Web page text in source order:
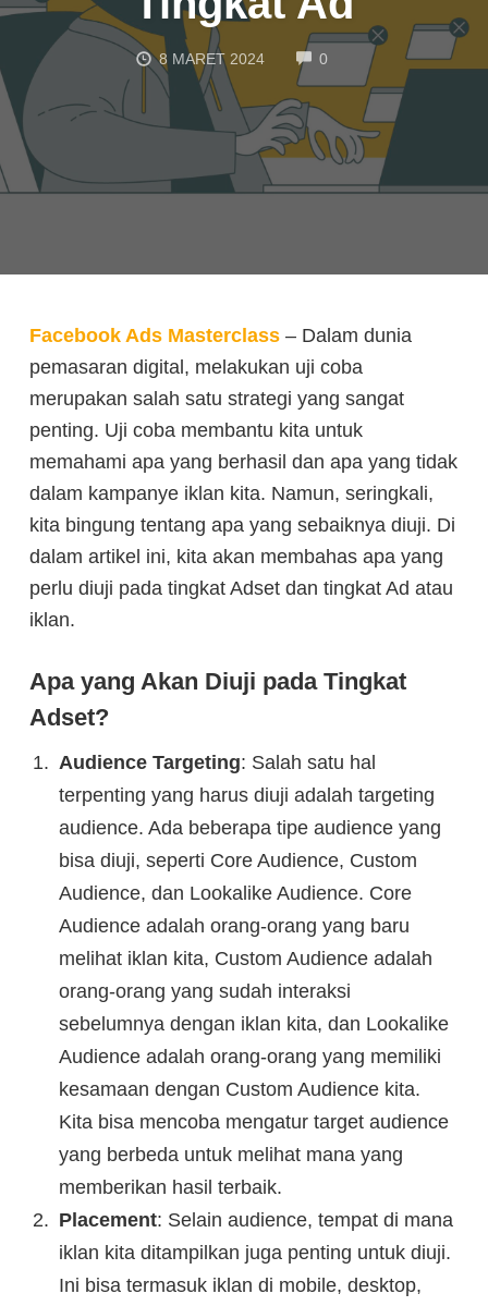
8 MARET 2024 0 COMMENTS
Facebook Ads Masterclass – Dalam dunia
pemasaran digital, melakukan uji coba
merupakan salah satu strategi yang sangat
penting. Uji coba membantu kita untuk
memahami apa yang berhasil dan apa yang tidak
dalam kampanye iklan kita. Namun, seringkali,
kita bingung tentang apa yang sebaiknya diuji. Di
dalam artikel ini, kita akan membahas apa yang
perlu diuji pada tingkat Adset dan tingkat Ad atau
iklan.
Apa yang Akan Diuji pada Tingkat
Adset?
Audience Targeting: Salah satu hal
terpenting yang harus diuji adalah targeting
audience. Ada beberapa tipe audience yang
bisa diuji, seperti Core Audience, Custom
Audience, dan Lookalike Audience. Core
Audience adalah orang-orang yang baru
melihat iklan kita, Custom Audience adalah
orang-orang yang sudah interaksi
sebelumnya dengan iklan kita, dan Lookalike
Audience adalah orang-orang yang memiliki
kesamaan dengan Custom Audience kita.
Kita bisa mencoba mengatur target audience
yang berbeda untuk melihat mana yang
memberikan hasil terbaik.
Placement: Selain audience, tempat di mana
iklan kita ditampilkan juga penting untuk diuji.
Ini bisa termasuk iklan di mobile, desktop,